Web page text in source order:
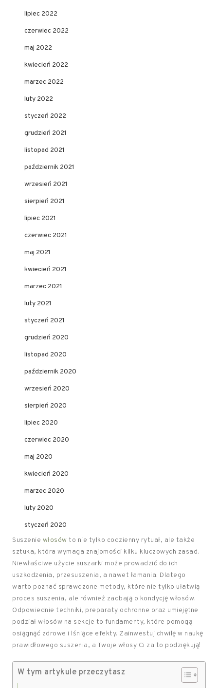
lipiec 2022
czerwiec 2022
maj 2022
kwiecień 2022
marzec 2022
luty 2022
styczeń 2022
grudzień 2021
listopad 2021
październik 2021
wrzesień 2021
sierpień 2021
lipiec 2021
czerwiec 2021
maj 2021
kwiecień 2021
marzec 2021
luty 2021
styczeń 2021
grudzień 2020
listopad 2020
październik 2020
wrzesień 2020
sierpień 2020
lipiec 2020
czerwiec 2020
maj 2020
kwiecień 2020
marzec 2020
luty 2020
styczeń 2020
Suszenie włosów to nie tylko codzienny rytuał, ale także
sztuka, która wymaga znajomości kilku kluczowych zasad.
Niewłaściwe użycie suszarki może prowadzić do ich
uszkodzenia, przesuszenia, a nawet łamania. Dlatego
warto poznać sprawdzone metody, które nie tylko ułatwią
proces suszenia, ale również zadbają o kondycję włosów.
Odpowiednie techniki, preparaty ochronne oraz umiejętne
podział włosów na sekcje to fundamenty, które pomogą
osiągnąć zdrowe i lśniące efekty. Zainwestuj chwilę w naukę
prawidłowego suszenia, a Twoje włosy Ci za to podziękują!
W tym artykule przeczytasz